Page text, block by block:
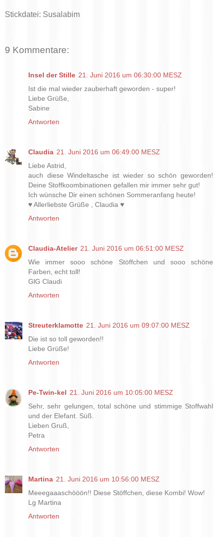
Stickdatei: Susalabim
9 Kommentare:
Insel der Stille 21. Juni 2016 um 06:30:00 MESZ
Ist die mal wieder zauberhaft geworden - super!
Liebe Grüße,
Sabine
Antworten
Claudia 21. Juni 2016 um 06:49:00 MESZ
Liebe Astrid,
auch diese Windeltasche ist wieder so schön geworden!
Deine Stoffkoombinationen gefallen mir immer sehr gut!
Ich wünsche Dir einen schönen Sommeranfang heute!
♥ Allerliebste Grüße , Claudia ♥
Antworten
Claudia-Atelier 21. Juni 2016 um 06:51:00 MESZ
Wie immer sooo schöne Stöffchen und sooo schöne
Farben, echt toll!
GlG Claudi
Antworten
Streuterklamotte 21. Juni 2016 um 09:07:00 MESZ
Die ist so toll geworden!!
Liebe Grüße!
Antworten
Pe-Twin-kel 21. Juni 2016 um 10:05:00 MESZ
Sehr, sehr gelungen, total schöne und stimmige Stoffwahl
und der Elefant. Süß.
Lieben Gruß,
Petra
Antworten
Martina 21. Juni 2016 um 10:56:00 MESZ
Meeegaaaschööön!! Diese Stöffchen, diese Kombi! Wow!
Lg Martina
Antworten